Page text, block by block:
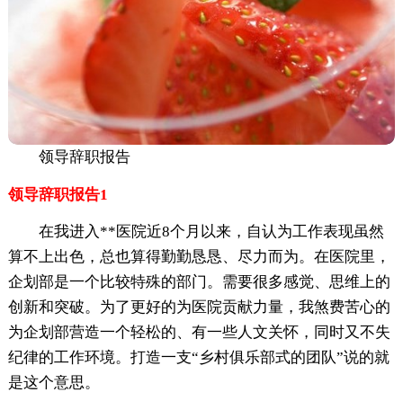
领导辞职报告
领导辞职报告1
在我进入**医院近8个月以来，自认为工作表现虽然
算不上出色，总也算得勤勤恳恳、尽力而为。在医院里，
企划部是一个比较特殊的部门。需要很多感觉、思维上的
创新和突破。为了更好的为医院贡献力量，我煞费苦心的
为企划部营造一个轻松的、有一些人文关怀，同时又不失
纪律的工作环境。打造一支“乡村俱乐部式的团队”说的就
是这个意思。